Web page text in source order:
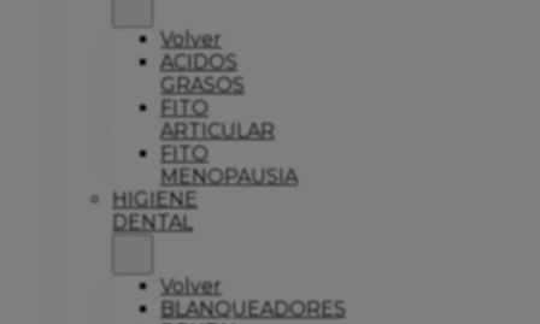
Volver
ACIDOS
GRASOS
FITO
ARTICULAR
FITO
MENOPAUSIA
HIGIENE
DENTAL
Volver
BLANQUEADORES